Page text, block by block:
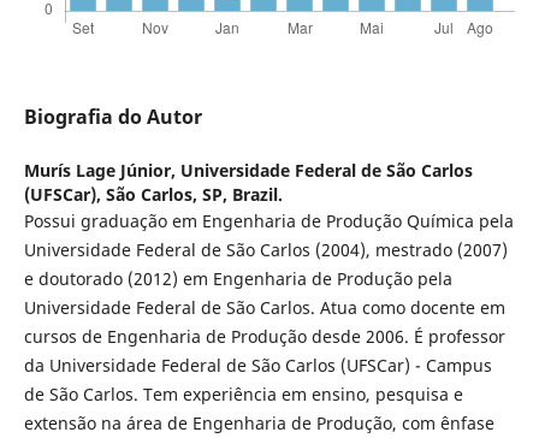
Biografia do Autor
Murís Lage Júnior, Universidade Federal de São Carlos
(UFSCar), São Carlos, SP, Brazil.
Possui graduação em Engenharia de Produção Química pela
Universidade Federal de São Carlos (2004), mestrado (2007)
e doutorado (2012) em Engenharia de Produção pela
Universidade Federal de São Carlos. Atua como docente em
cursos de Engenharia de Produção desde 2006. É professor
da Universidade Federal de São Carlos (UFSCar) - Campus
de São Carlos. Tem experiência em ensino, pesquisa e
extensão na área de Engenharia de Produção, com ênfase